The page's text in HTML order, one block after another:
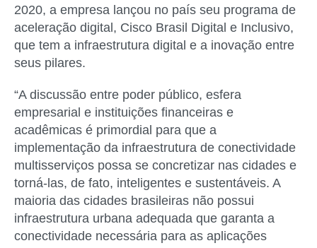
2020, a empresa lançou no país seu programa de
aceleração digital, Cisco Brasil Digital e Inclusivo,
que tem a infraestrutura digital e a inovação entre
seus pilares.
“A discussão entre poder público, esfera
empresarial e instituições financeiras e
acadêmicas é primordial para que a
implementação da infraestrutura de conectividade
multisserviços possa se concretizar nas cidades e
torná-las, de fato, inteligentes e sustentáveis. A
maioria das cidades brasileiras não possui
infraestrutura urbana adequada que garanta a
conectividade necessária para as aplicações